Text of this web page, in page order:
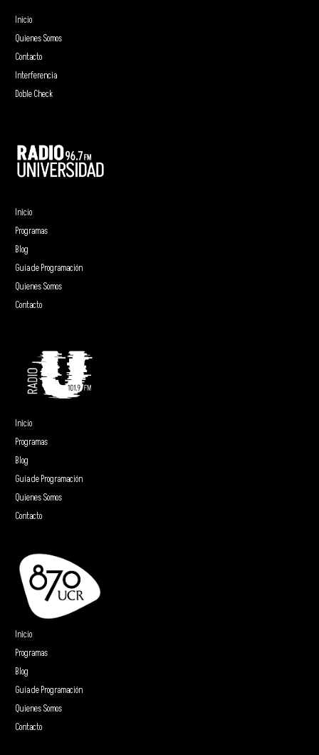
Inicio
Quienes Somos
Contacto
Interferencia
Doble Check
Inicio
Programas
Blog
Guía de Programación
Quienes Somos
Contacto
Inicio
Programas
Blog
Guía de Programación
Quienes Somos
Contacto
Inicio
Programas
Blog
Guía de Programación
Quienes Somos
Contacto